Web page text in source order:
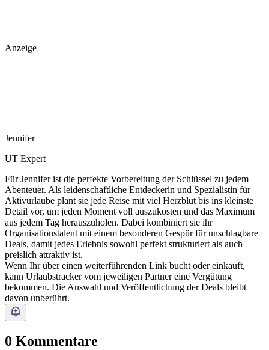
Anzeige
Jennifer
UT Expert
Für Jennifer ist die perfekte Vorbereitung der Schlüssel zu jedem
Abenteuer. Als leidenschaftliche Entdeckerin und Spezialistin für
Aktivurlaube plant sie jede Reise mit viel Herzblut bis ins kleinste
Detail vor, um jeden Moment voll auszukosten und das Maximum
aus jedem Tag herauszuholen. Dabei kombiniert sie ihr
Organisationstalent mit einem besonderen Gespür für unschlagbare
Deals, damit jedes Erlebnis sowohl perfekt strukturiert als auch
preislich attraktiv ist.
Wenn Ihr über einen weiterführenden Link bucht oder einkauft,
kann Urlaubstracker vom jeweiligen Partner eine Vergütung
bekommen. Die Auswahl und Veröffentlichung der Deals bleibt
davon unberührt.
0 Kommentare